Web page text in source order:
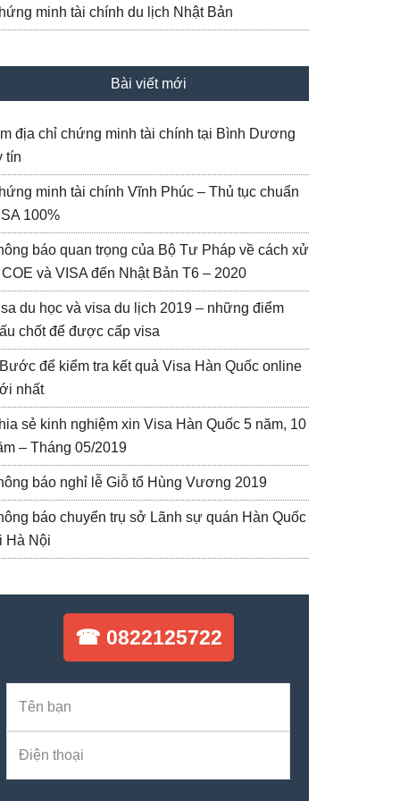
minh tài chính du lịch Nhật Bản
Bài viết mới
địa chỉ chứng minh tài chính tại Bình Dương
tín
minh tài chính Vĩnh Phúc – Thủ tục chuẩn
100%
báo quan trọng của Bộ Tư Pháp về cách xử
COE và VISA đến Nhật Bản T6 – 2020
du học và visa du lịch 2019 – những điểm
chốt để được cấp visa
để kiểm tra kết quả Visa Hàn Quốc online
nhất
sẻ kinh nghiệm xin Visa Hàn Quốc 5 năm, 10
– Tháng 05/2019
báo nghỉ lễ Giỗ tổ Hùng Vương 2019
báo chuyển trụ sở Lãnh sự quán Hàn Quốc
Hà Nội
☎ 0822125722